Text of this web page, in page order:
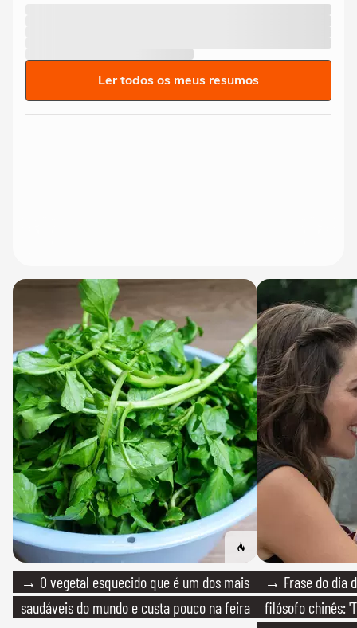
Ler todos os meus resumos
→ O vegetal esquecido que é um dos mais
saudáveis do mundo e custa pouco na feira
→ Frase do dia
filósofo chinês: